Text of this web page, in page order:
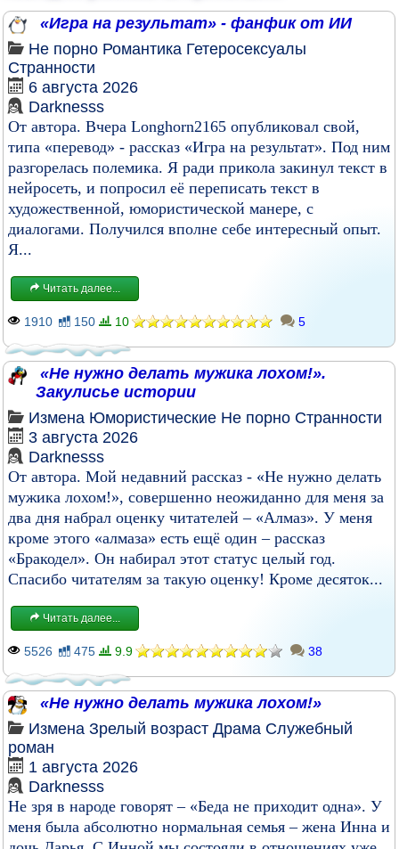
«Игра на результат» - фанфик от ИИ
Не порно Романтика Гетеросексуалы
Странности
6 августа 2026
Darknesss
От автора. Вчера Longhorn2165 опубликовал свой,
типа «перевод» - рассказ «Игра на результат». Под ним
разгорелась полемика. Я ради прикола закинул текст в
нейросеть, и попросил её переписать текст в
художественной, юмористической манере, с
диалогами. Получился вполне себе интересный опыт.
Я...
Читать далее...
1910 150 10 5
«Не нужно делать мужика лохом!».
Закулисье истории
Измена Юмористические Не порно Странности
3 августа 2026
Darknesss
От автора. Мой недавний рассказ - «Не нужно делать
мужика лохом!», совершенно неожиданно для меня за
два дня набрал оценку читателей – «Алмаз». У меня
кроме этого «алмаза» есть ещё один – рассказ
«Бракодел». Он набирал этот статус целый год.
Спасибо читателям за такую оценку! Кроме десяток...
Читать далее...
5526 475 9.9 38
«Не нужно делать мужика лохом!»
Измена Зрелый возраст Драма Служебный
роман
1 августа 2026
Darknesss
Не зря в народе говорят – «Беда не приходит одна». У
меня была абсолютно нормальная семья – жена Инна и